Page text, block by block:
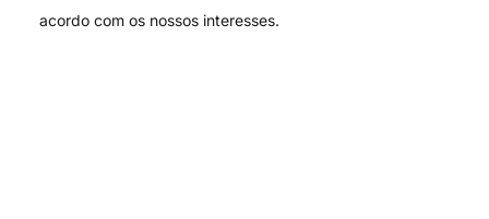
acordo com os nossos interesses.